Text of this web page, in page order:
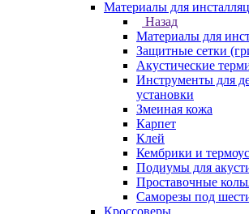
Материалы для
Назад
Материалы для
Защитные сетки
Акустические
Инструменты для
установки
Змеиная кожа
Карпет
Клей
Кембрики и
Подиумы для
Проставочные
Саморезы под
Кроссоверы